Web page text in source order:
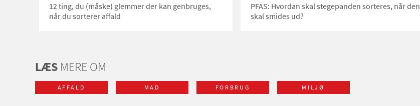
12 ting, du (måske) glemmer der kan genbruges,
når du sorterer affald
PFAS: Hvordan skal stegepanden sorteres, når den
skal smides ud?
LÆSMERE OM
AFFALD MAD FORBRUG MILJØ